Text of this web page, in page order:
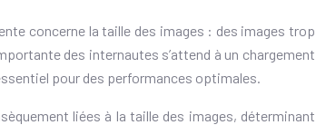
concerne la taille des images : des images trop
des internautes s’attend à un chargement
pour des performances optimales.
liées à la taille des images, déterminant